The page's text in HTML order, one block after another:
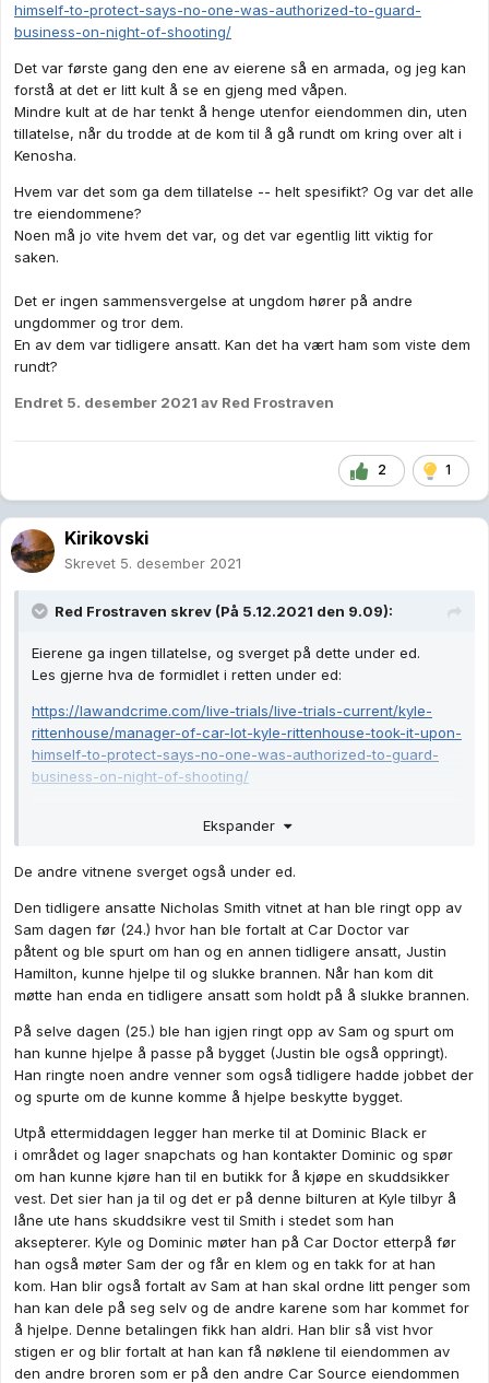
himself-to-protect-says-no-one-was-authorized-to-guard-
business-on-night-of-shooting/
Det var første gang den ene av eierene så en armada, og jeg kan
forstå at det er litt kult å se en gjeng med våpen.
Mindre kult at de har tenkt å henge utenfor eiendommen din, uten
tillatelse, når du trodde at de kom til å gå rundt om kring over alt i
Kenosha.
Hvem var det som ga dem tillatelse -- helt spesifikt? Og var det alle
tre eiendommene?
Noen må jo vite hvem det var, og det var egentlig litt viktig for
saken.
Det er ingen sammensvergelse at ungdom hører på andre
ungdommer og tror dem.
En av dem var tidligere ansatt. Kan det ha vært ham som viste dem
rundt?
Endret 5. desember 2021 av Red Frostraven
2 1
Kirikovski
Skrevet 5. desember 2021
Red Frostraven skrev (På 5.12.2021 den 9.09):
Eierene ga ingen tillatelse, og sverget på dette under ed.
Les gjerne hva de formidlet i retten under ed:
https://lawandcrime.com/live-trials/live-trials-current/kyle-
rittenhouse/manager-of-car-lot-kyle-rittenhouse-took-it-upon-
himself-to-protect-says-no-one-was-authorized-to-guard-
business-on-night-of-shooting/
kan forstå at det er litt kult å se en gjeng med våpen.
uten tillatelse, når du trodde at de kom til å gå rundt om kring
over alt i Kenosha.
Hvem var det som ga dem tillatelse -- helt spesifikt? Og var
det alle tre eiendommene?
Noen må jo vite hvem det var, og det var egentlig litt viktig for
saken.
Det er ingen sammensvergelse at ungdom hører på andre
ungdommer og tror dem.
En av dem var tidligere ansatt. Kan det ha vært ham som viste
dem rundt?
Ekspander
De andre vitnene sverget også under ed.
Den tidligere ansatte Nicholas Smith vitnet at han ble ringt opp av
Sam dagen før (24.) hvor han ble fortalt at Car Doctor var
påtent og ble spurt om han og en annen tidligere ansatt, Justin
Hamilton, kunne hjelpe til og slukke brannen. Når han kom dit
møtte han enda en tidligere ansatt som holdt på å slukke brannen.
På selve dagen (25.) ble han igjen ringt opp av Sam og spurt om
han kunne hjelpe å passe på bygget (Justin ble også oppringt).
Han ringte noen andre venner som også tidligere hadde jobbet der
og spurte om de kunne komme å hjelpe beskytte bygget.
Utpå ettermiddagen legger han merke til at Dominic Black er
i området og lager snapchats og han kontakter Dominic og spør
om han kunne kjøre han til en butikk for å kjøpe en skuddsikker
vest. Det sier han ja til og det er på denne bilturen at Kyle tilbyr å
låne ute hans skuddsikre vest til Smith i stedet som han
aksepterer. Kyle og Dominic møter han på Car Doctor etterpå før
han også møter Sam der og får en klem og en takk for at han
kom. Han blir også fortalt av Sam at han skal ordne litt penger som
han kan dele på seg selv og de andre karene som har kommet for
å hjelpe. Denne betalingen fikk han aldri. Han blir så vist hvor
stigen er og blir fortalt at han kan få nøklene til eiendommen av
den andre broren som er på den andre Car Source eiendommen